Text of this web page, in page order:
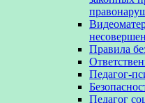
Правила
Педагог-
Педагог